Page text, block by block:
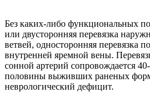
Без каких-либо функциональных
или двусторонняя перевязка
ветвей, односторонняя перевязка
внутренней яремной вены.
сонной артерий сопровождается
половины выживших раненых
неврологический дефицит.